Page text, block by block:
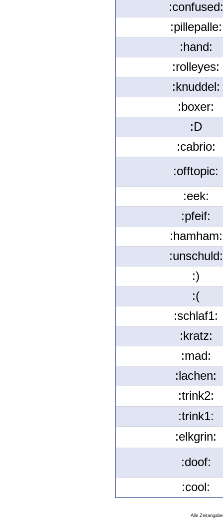
:confused:
:pillepalle:
:hand:
:rolleyes:
:knuddel:
:boxer:
:D
:cabrio:
:offtopic:
:eek:
:pfeif:
:hamham:
:unschuld:
:)
:(
:schlaf1:
:kratz:
:mad:
:lachen:
:trink2:
:trink1:
:elkgrin:
:doof:
:cool:
Alle